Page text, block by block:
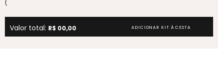
(
Valor total: R$ 00,00 ADICIONAR KIT À CESTA